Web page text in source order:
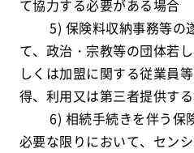
て協力する必要がある場合
5) 保険料収納事務等の
て、政治・宗教等の団体若
しくは加盟に関する従業員
得、利用又は第三者提供す
6) 相続手続きを伴う保
必要な限りにおいて、セン